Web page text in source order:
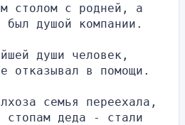
столом с родней, а
был душой компании.
души человек,
отказывал в помощи.
семья переехала,
стопам деда - стали